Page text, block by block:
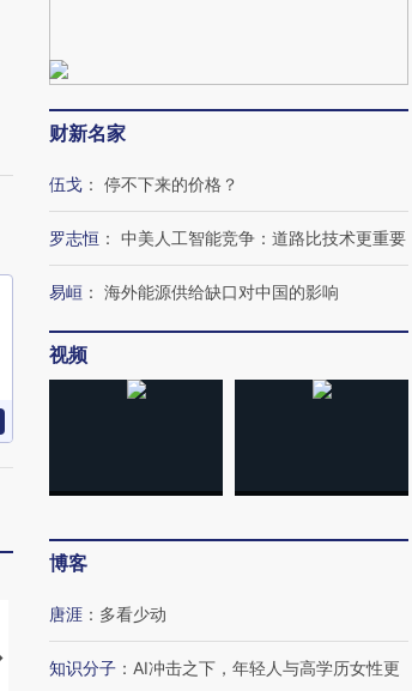
视线｜被称为“蟑螂”的印
度Z世代 用街头抗争将教
湖北宜昌局部短时降雨
128毫米 紧急转移近
视线
背后
财新名家
伍戈 ： 停不下来的价格？
罗志恒 ： 中美人工智能竞争：道路比技术更重要
易峘 ： 海外能源供给缺口对中国的影响
视频
博客
唐涯 ： 多看少动
知识分子 ： AI冲击之下，年轻人与高学历女性更